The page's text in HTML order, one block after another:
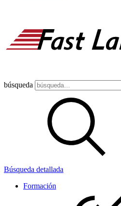
búsqueda
Búsqueda detallada
Formación